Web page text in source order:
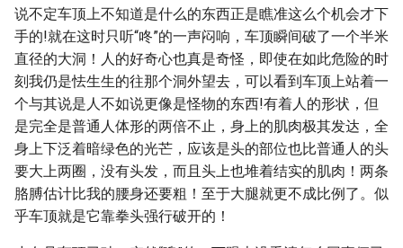
说不定车顶上不知道是什么的东西正是瞧准这么个机会才下
手的!就在这时只听“咚”的一声闷响，车顶瞬间破了一个半米
直径的大洞！人的好奇心也真是奇怪，即使在如此危险的时
刻我仍是怯生生的往那个洞外望去，可以看到车顶上站着一
个与其说是人不如说更像是怪物的东西!有着人的形状，但
是完全是普通人体形的两倍不止，身上的肌肉极其发达，全
身上下泛着暗绿色的光芒，应该是头的部位也比普通人的头
要大上两圈，没有头发，而且头上也堆着结实的肌肉！两条
胳膊估计比我的腰身还要粗！至于大腿就更不成比例了。似
乎车顶就是它靠拳头强行破开的！